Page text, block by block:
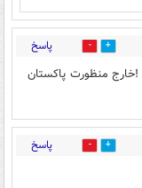
11 پاسخ
!خارج منظورت پاکستان
4 پاسخ